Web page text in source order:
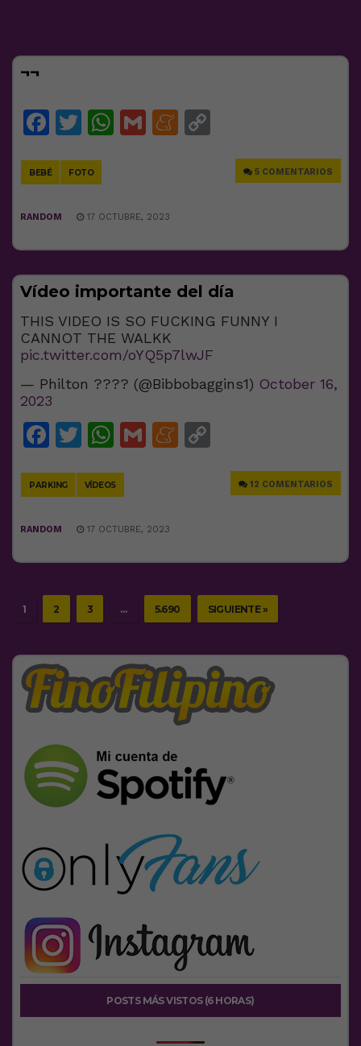
¬¬
Facebook
Twitter
WhatsApp
GmailMeneame
BEBÉ FOTO 5 COMENTARIOS
RANDOM 17 OCTUBRE, 2023
Vídeo importante del día
THIS VIDEO IS SO FUCKING FUNNY I
CANNOT THE WALKK
pic.twitter.com/oYQ5p7lwJF
— Philton ????︎ (@Bibbobaggins1) October 16,
2023
Facebook
Twitter
WhatsApp
GmailMeneame
PARKING VÍDEOS 12 COMENTARIOS
RANDOM 17 OCTUBRE, 2023
1 2 3 … 5.690 SIGUIENTE »
POSTS MÁS VISTOS (6 HORAS)